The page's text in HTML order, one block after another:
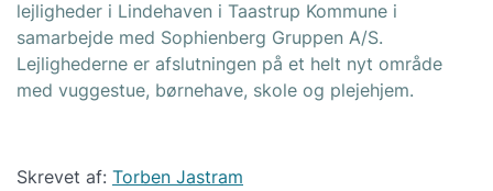
lejligheder i Lindehaven i Taastrup Kommune i
samarbejde med Sophienberg Gruppen A/S.
Lejlighederne er afslutningen på et helt nyt område
med vuggestue, børnehave, skole og plejehjem.
Skrevet af: Torben Jastram